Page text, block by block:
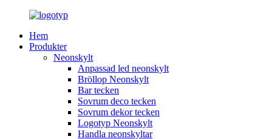
Hem
Produkter
Neonskylt
Anpassad led neonskylt
Bröllop Neonskylt
Bar tecken
Sovrum deco tecken
Sovrum dekor tecken
Logotyp Neonskylt
Handla neonskyltar